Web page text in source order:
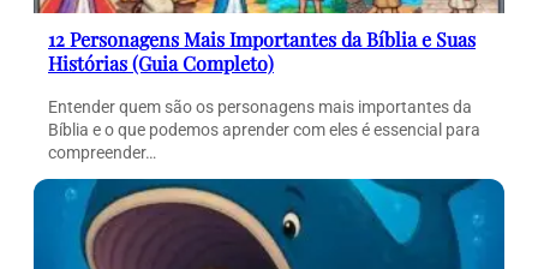
12 Personagens Mais Importantes da Bíblia e Suas
Histórias (Guia Completo)
Entender quem são os personagens mais importantes da
Bíblia e o que podemos aprender com eles é essencial para
compreender…